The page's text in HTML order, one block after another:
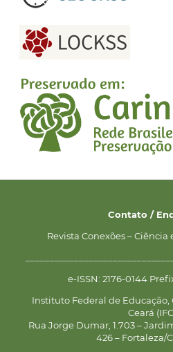
Contato /
Revista Conexões – Ciência
e-ISSN: 2176-0144
Instituto Federal de Educação,
Ceará
Rua Jorge Dumar, 1.703 –
426 – Fortaleza/